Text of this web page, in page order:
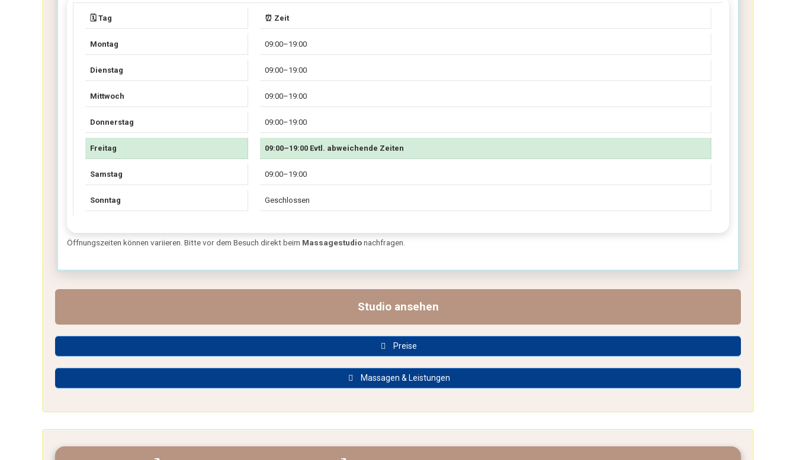
🗓️ Tag ⏰ Zeit
Montag 09:00–19:00
Dienstag 09:00–19:00
Mittwoch 09:00–19:00
Donnerstag 09:00–19:00
Freitag 09:00–19:00 Evtl. abweichende Zeiten
Samstag 09:00–19:00
Sonntag Geschlossen
Öffnungszeiten können variieren. Bitte vor dem Besuch direkt beim Massagestudionachfragen.
Studio ansehen
Preise
Massagen & Leistungen